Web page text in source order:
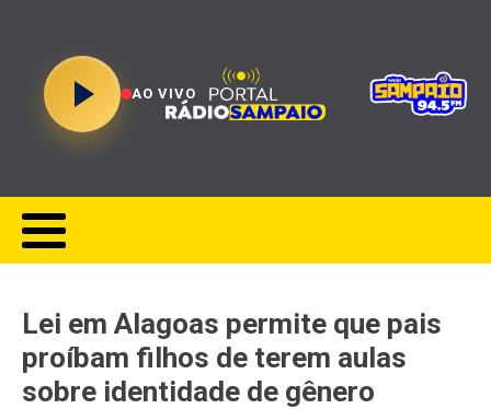
AO VIVO
Lei em Alagoas permite que pais
proíbam filhos de terem aulas
sobre identidade de gênero